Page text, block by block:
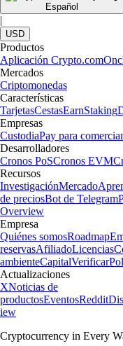
Español
|
USD
Productos
Aplicación Crypto.com
Mercados
Criptomonedas
Características
TarjetasCestasEarnStaking
Empresas
CustodiaPay para
Desarrolladores
Cronos PoSCronos EVM
Recursos
InvestigaciónMercado
de preciosBot de Telegram
Overview
Empresa
Quiénes somosRoadmap
reservasAfiliadoLicencias
ambienteCapitalVerificar
Actualizaciones
XNoticias de
productosEventosReddit
iew
Cryptocurrency in Every